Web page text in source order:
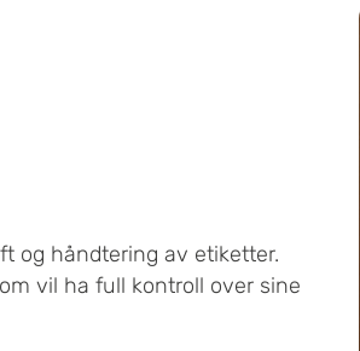
og håndtering av etiketter.
vil ha full kontroll over sine